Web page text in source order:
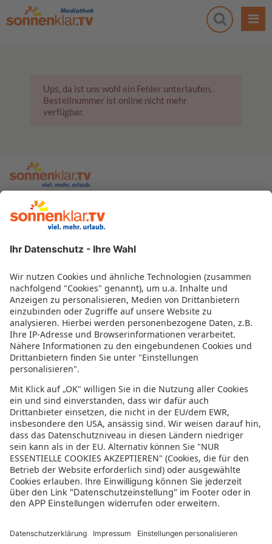
Ups, da ist uns wohl ein Fehler unterlaufen.
Bestellnummer ist online nicht mehr
verfügbar.
zur sonnenklar.TV Webseite
Moderatoren
Impressum
Informationen zur Barrierefreiheit
Datenschutz
Datenschutzeinstellungen
In der sonnenklar.TV Mediathek finden Sie alle Informationen rundum
den TV-Sender sonnenklar.TV!
Das Angebot war mal wieder zu schnell weg? Oder Sie wollen sich Ihre
nächste Traumreise noch einmal gratis etwas genauer anschauen? Dann
stöbern Sie doch in unserem TV-Programmund sehen Sie sich dort die
Folgen der letzten Tage nochmal an! Sie würden gerne wissen, was
gerade im TV läuft? Über unserenLive-Streamkönnen Sie sonnenklar.TV
online anschauen und die aktuellen Reise-Schnäppchen aus dem
Fernsehen verfolgen! Alle HDTV Infos und Empfangs-Einstellungen
finden Siehier. Dazu gehören Anleitungen zu den Einstellungen bei
Android & iOS Apps sowie der Windows PC App. Für Inspirationen sorgen
den Urlwald entführen! Diverse Videos von Hotels, der Umgebung und